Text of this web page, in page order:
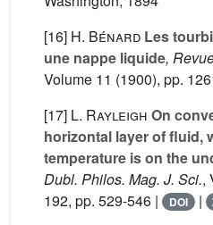
[16] H. Bénard Les
une nappe liquide,
Volume 11 (1900), pp.
[17] L. Rayleigh On
horizontal layer of fluid,
temperature is on the
Dubl. Philos. Mag. J. Sci.,
192, pp. 529-546 |
DOI |